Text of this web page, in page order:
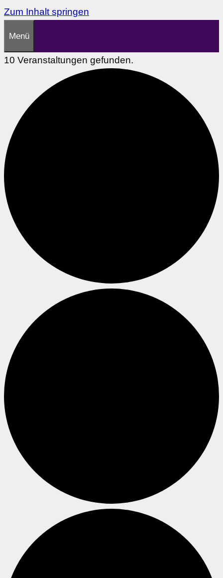
Zum Inhalt springen
Menü
10 Veranstaltungen gefunden.